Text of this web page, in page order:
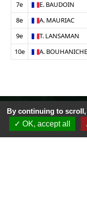
7e E. BAUDOIN
8e
A. MAURIAC
9e
T. LANSAMAN
10e
A. BOUHANICHE
By continuing to scroll,
OK, accept all